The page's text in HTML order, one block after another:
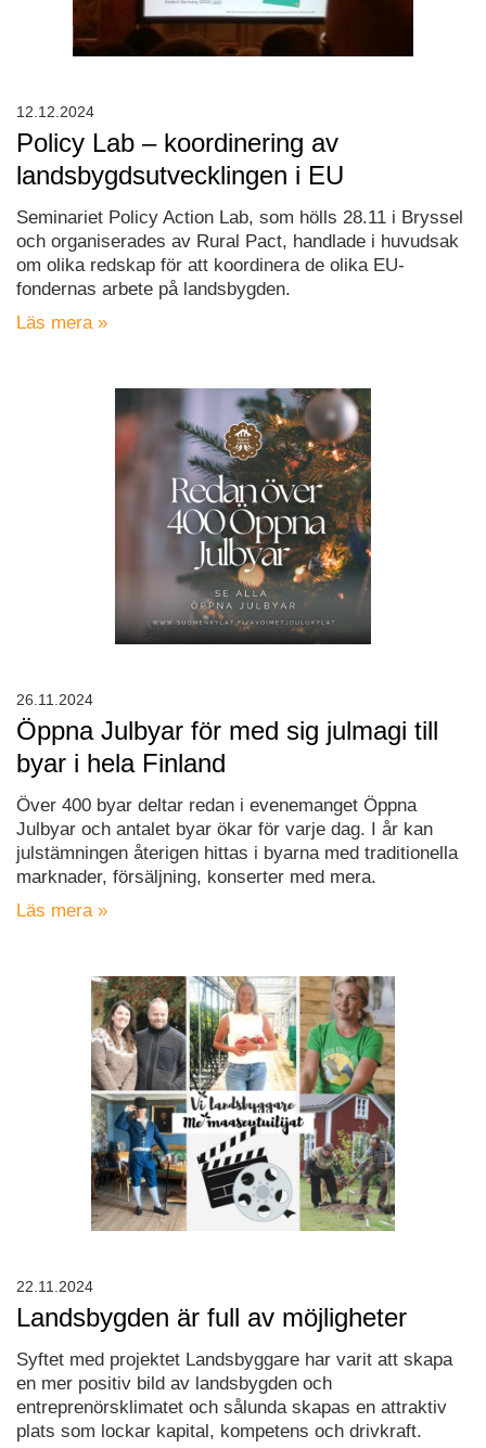
Policy Lab – koordinering av
landsbygdsutvecklingen i EU
Seminariet Policy Action Lab, som hölls 28.11 i Bryssel
och organiserades av Rural Pact, handlade i huvudsak
om olika redskap för att koordinera de olika EU-
fondernas arbete på landsbygden.
Läs mera »
12.12.2024
Öppna Julbyar för med sig julmagi till
byar i hela Finland
Över 400 byar deltar redan i evenemanget Öppna
Julbyar och antalet byar ökar för varje dag. I år kan
julstämningen återigen hittas i byarna med traditionella
marknader, försäljning, konserter med mera.
Läs mera »
26.11.2024
Landsbygden är full av möjligheter
Syftet med projektet Landsbyggare har varit att skapa
en mer positiv bild av landsbygden och
entreprenörsklimatet och sålunda skapas en attraktiv
plats som lockar kapital, kompetens och drivkraft.
22.11.2024